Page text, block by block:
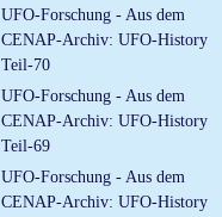
UFO-Forschung - Aus dem
CENAP-Archiv: UFO-History
Teil-70
UFO-Forschung - Aus dem
CENAP-Archiv: UFO-History
Teil-69
UFO-Forschung - Aus dem
CENAP-Archiv: UFO-History